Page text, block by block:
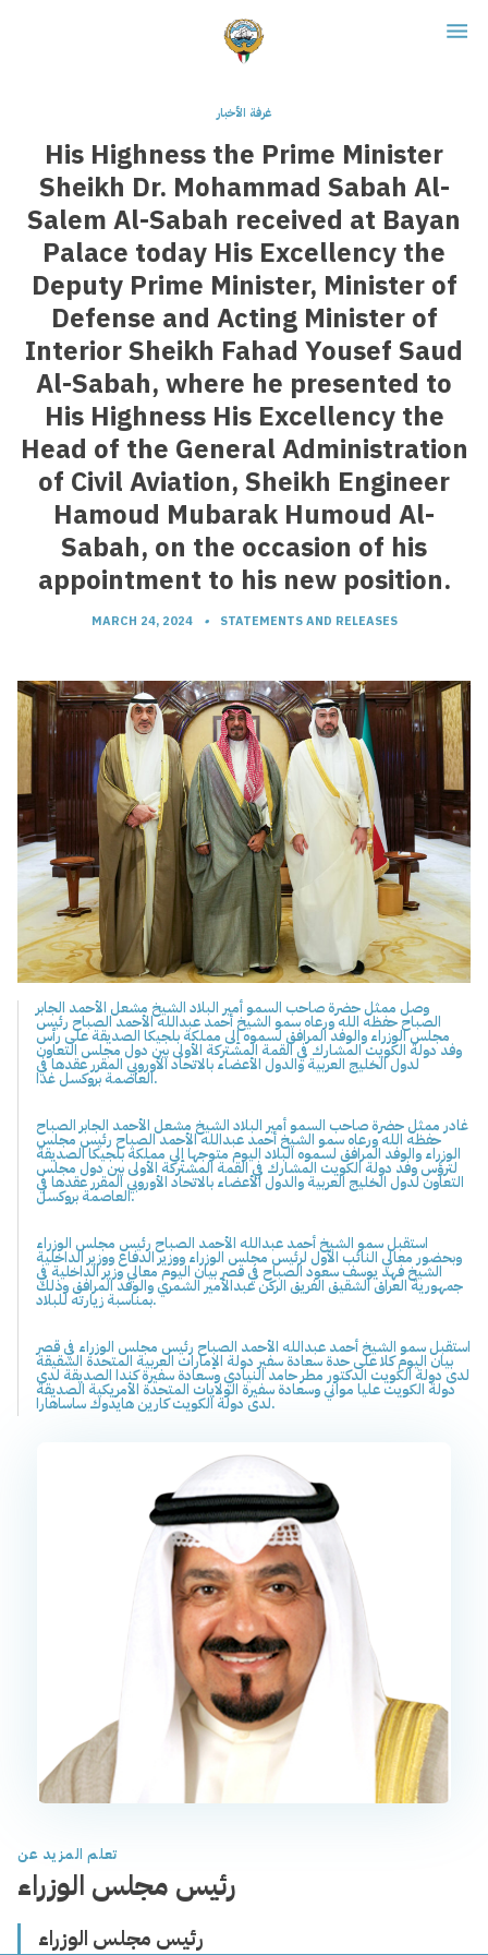
غرفة الأخبار
His Highness the Prime Minister
Sheikh Dr. Mohammad Sabah Al-
Salem Al-Sabah received at Bayan
Palace today His Excellency the
Deputy Prime Minister, Minister of
Defense and Acting Minister of
Interior Sheikh Fahad Yousef Saud
Al-Sabah, where he presented to
His Highness His Excellency the
Head of the General Administration
of Civil Aviation, Sheikh Engineer
Hamoud Mubarak Humoud Al-
Sabah, on the occasion of his
appointment to his new position.
MARCH 24, 2024 • STATEMENTS AND RELEASES
وصل ممثل حضرة صاحب السمو أمير البلاد الشيخ مشعل الأحمد الجابر
الصباح حفظه الله ورعاه سمو الشيخ أحمد عبدالله الأحمد الصباح رئيس
مجلس الوزراء والوفد المرافق لسموه إلى مملكة بلجيكا الصديقة على رأس
وفد دولة الكويت المشارك في القمة المشتركة الأولى بين دول مجلس التعاون
لدول الخليج العربية والدول الأعضاء بالاتحاد الأوروبي المقرر عقدها في
العاصمة بروكسل غدا.
غادر ممثل حضرة صاحب السمو أمير البلاد الشيخ مشعل الأحمد الجابر الصباح
حفظه الله ورعاه سمو الشيخ أحمد عبدالله الأحمد الصباح رئيس مجلس
الوزراء والوفد المرافق لسموه البلاد اليوم متوجها إلى مملكة بلجيكا الصديقة
لترؤس وفد دولة الكويت المشارك في القمة المشتركة الأولى بين دول مجلس
التعاون لدول الخليج العربية والدول الأعضاء بالاتحاد الأوروبي المقرر عقدها في
العاصمة بروكسل.
استقبل سمو الشيخ أحمد عبدالله الأحمد الصباح رئيس مجلس الوزراء
وبحضور معالي النائب الأول لرئيس مجلس الوزراء ووزير الدفاع ووزير الداخلية
الشيخ فهد يوسف سعود الصباح في قصر بيان اليوم معالي وزير الداخلية في
جمهورية العراق الشقيق الفريق الركن عبدالأمير الشمري والوفد المرافق وذلك
بمناسبة زيارته للبلاد.
استقبل سمو الشيخ أحمد عبدالله الأحمد الصباح رئيس مجلس الوزراء في قصر
بيان اليوم كلا على حدة سعادة سفير دولة الإمارات العربية المتحدة الشقيقة
لدى دولة الكويت الدكتور مطر حامد النيادي وسعادة سفيرة كندا الصديقة لدى
دولة الكويت عليا مواني وسعادة سفيرة الولايات المتحدة الأمريكية الصديقة
لدى دولة الكويت كارين هايدوك ساساهارا.
تعلم المزيد عن
رئيس مجلس الوزراء
رئيس مجلس الوزراء